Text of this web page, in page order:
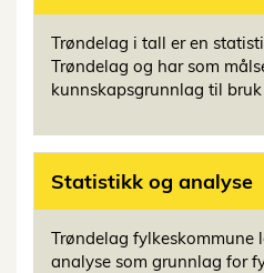
Trøndelag i tall er en
Trøndelag og har som
kunnskapsgrunnlag til
Statistikk og analyse
Trøndelag fylkeskommune
analyse som grunnlag for